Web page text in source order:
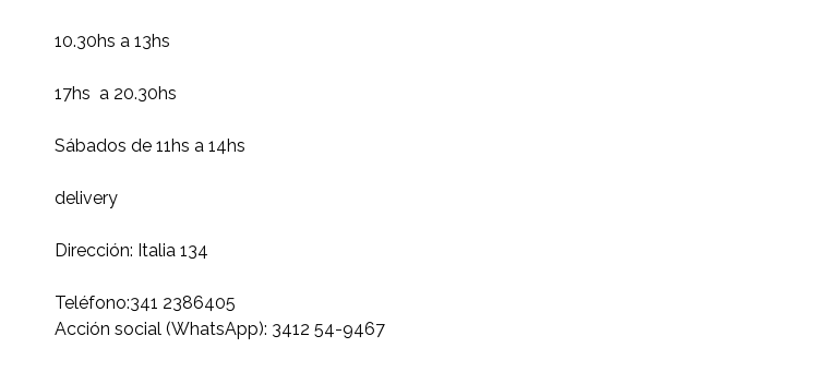
10.30hs a 13hs
17hs a 20.30hs
Sábados de 11hs a 14hs
delivery
Dirección: Italia 134
Teléfono:341 2386405
Acción social (WhatsApp): 3412 54-9467